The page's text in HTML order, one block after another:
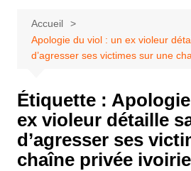
Accueil
Apologie du viol : un ex violeur
d’agresser ses victimes sur une
Étiquette :
ex violeur détaille
d’agresser ses
chaîne privée